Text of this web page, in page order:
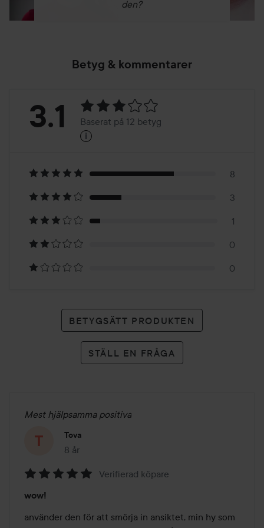
den?
Betyg & kommentarer
Betyg:
Baserat
på
12
betyg
3.1 Baserat på 12 betyg
i
8
3
1
0
0
BETYGSÄTT PRODUKTEN
STÄLL EN FRÅGA
Mest hjälpsamma positiva
Tova
8 år
Inlägget skapades 8 år
5
av
Verifierad köpare
wow!
använder den för att smörja in ansiktet, min hy som